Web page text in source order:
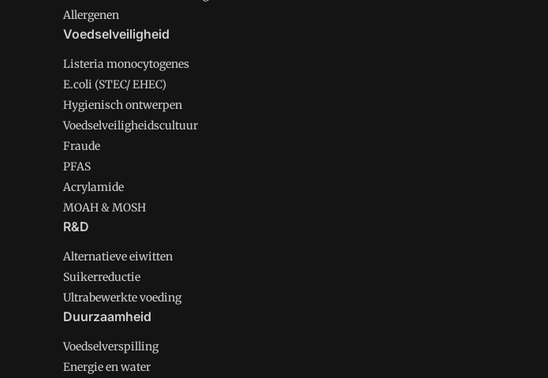
Allergenen
Voedselveiligheid
Listeria monocytogenes
E.coli (STEC/ EHEC)
Hygienisch ontwerpen
Voedselveiligheidscultuur
Fraude
PFAS
Acrylamide
MOAH & MOSH
R&D
Alternatieve eiwitten
Suikerreductie
Ultrabewerkte voeding
Duurzaamheid
Voedselverspilling
Energie en water